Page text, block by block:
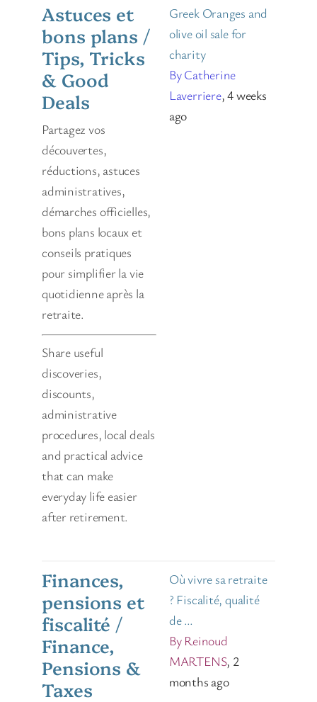
Astuces et
bons plans /
Tips, Tricks
& Good
Deals
Partagez vos
découvertes,
réductions, astuces
administratives,
démarches officielles,
bons plans locaux et
conseils pratiques
pour simplifier la vie
quotidienne après la
retraite.
Share useful
discoveries,
discounts,
administrative
procedures, local deals
and practical advice
that can make
everyday life easier
after retirement.
Greek Oranges and
olive oil sale for
charity
By Catherine
Laverriere, 4 weeks
ago
Finances,
pensions et
fiscalité /
Finance,
Pensions &
Taxes
Où vivre sa retraite
? Fiscalité, qualité
de …
By Reinoud
MARTENS, 2
months ago